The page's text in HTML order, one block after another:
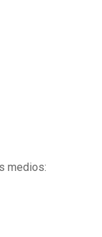
medios: